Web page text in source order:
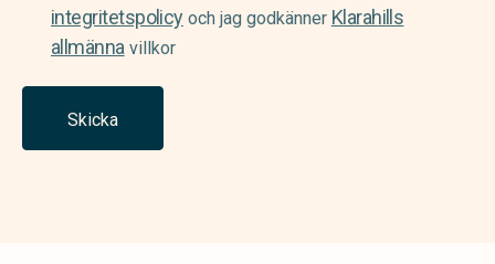
integritetspolicyoch jag godkänner Klarahills
allmännavillkor
Skicka